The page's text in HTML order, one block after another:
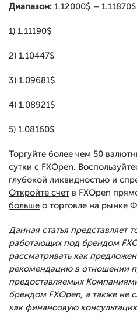
Диапазон: 1.12000$ – 1.11870$
1) 1.11190$
2) 1.10447$
3) 1.09681$
4) 1.08921$
5) 1.08160$
Торгуйте более чем 50
сутки с FXOpen.
глубокой ликвидностью и
Откройте счет в FXOpen
больше о торговле на рынке
Данная статья представляет
работающих под брендом
рассматривать как
рекомендацию в отношении
предоставляемых
брендом FXOpen, а также не
как финансовую